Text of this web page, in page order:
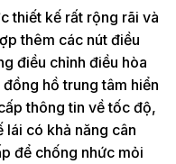
thiết kế rất rộng rãi và
thêm các nút điều
điều chỉnh điều hòa
hồ trung tâm hiển
thông tin về tốc độ,
lái có khả năng cân
để chống nhức mỏi